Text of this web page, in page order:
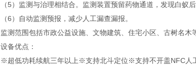
（5）监测与治理相结合。监测装置预留药物通道，发现白蚁
（6）自动监测预报，减少人工漏查漏报。
监测范围包括市政公益设施、文物建筑、住宅小区、古树名
设备优点：
※超低功耗续航三年以上※支持北斗定位※支持不开盖NFC人